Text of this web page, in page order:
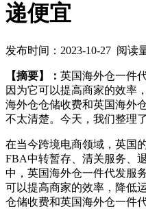
递便宜
发布时间：2023-10-27 阅读
【摘要】： 英国海外仓一件
因为它可以提高商家的效率
海外仓仓储收费和英国海外
不太清楚。今天，我们整理
在当今跨境电商领域，英国
FBA中转暂存、清关服务、
中，英国海外仓一件代发服
可以提高商家的效率，降低
仓储收费和英国海外仓一件